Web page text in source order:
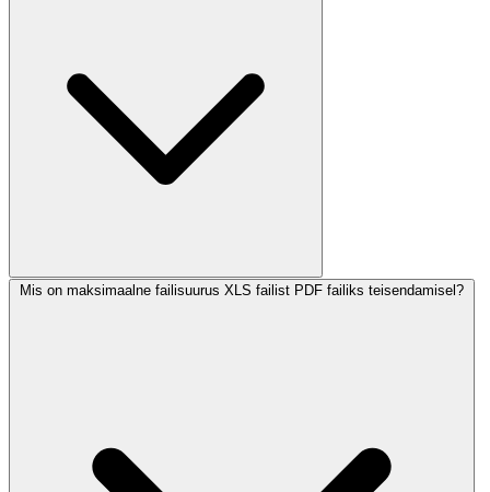
Mis on maksimaalne failisuurus XLS failist PDF failiks teisendamisel?